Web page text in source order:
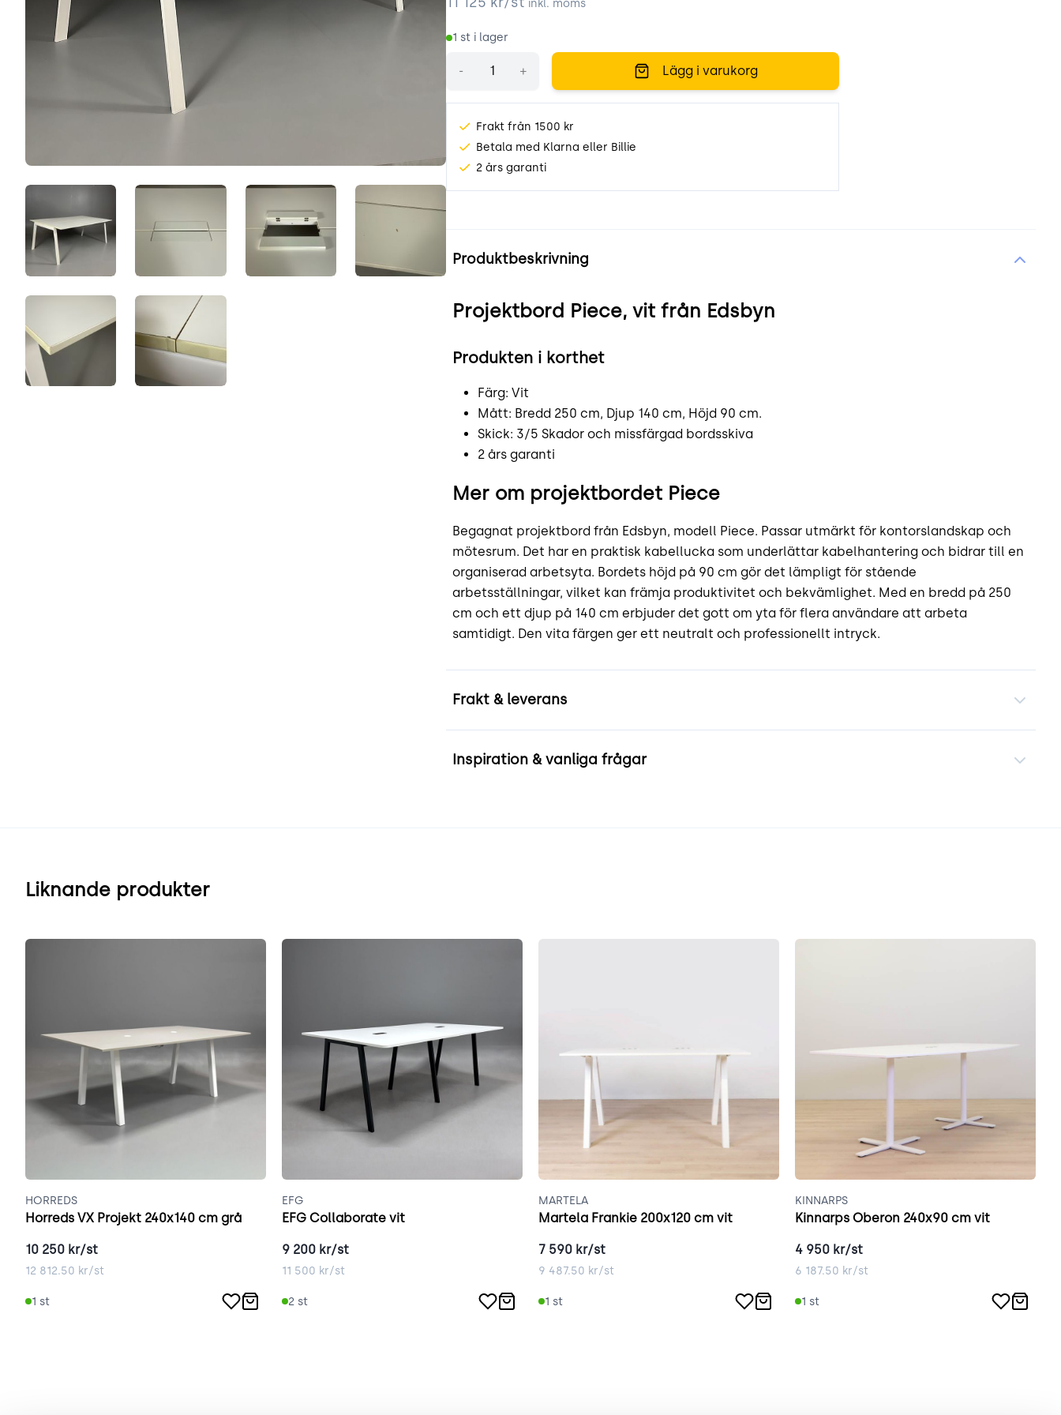
ihLuNwRbhgGP.jpegUQartZOjKB1g.jpeg7zHnfEofKc0q.jpeg XAE85szVl4cl.jpeg
hKBrpMPSWdHh.jpeg7DK2xhXVJm-z.jpeg
inkl. moms
1 st i lager
- + Lägg i varukorg
Frakt från 1500 kr
Betala med Klarna eller Billie
2 års garanti
Produktbeskrivning
Projektbord Piece, vit från Edsbyn
Produkten i korthet
Färg: Vit
Mått: Bredd 250 cm, Djup 140 cm, Höjd 90 cm.
Skick: 3/5 Skador och missfärgad bordsskiva
2 års garanti
Mer om projektbordet Piece
Begagnat projektbord från Edsbyn, modell Piece. Passar utmärkt för kontorslandskap och
mötesrum. Det har en praktisk kabellucka som underlättar kabelhantering och bidrar till en
organiserad arbetsyta. Bordets höjd på 90 cm gör det lämpligt för stående
arbetsställningar, vilket kan främja produktivitet och bekvämlighet. Med en bredd på 250
cm och ett djup på 140 cm erbjuder det gott om yta för flera användare att arbeta
samtidigt. Den vita färgen ger ett neutralt och professionellt intryck.
Frakt & leverans
Inspiration & vanliga frågar
Liknande produkter
HORREDS
Horreds VX Projekt 240x140 cm grå
10 250 kr/st
12 812.50 kr/st
1 st
EFG
EFG Collaborate vit
9 200 kr/st
11 500 kr/st
2 st
MARTELA
Martela Frankie 200x120 cm vit
7 590 kr/st
9 487.50 kr/st
1 st
KINNARPS
Kinnarps Oberon 240x90 cm vit
4 950 kr/st
6 187.50 kr/st
1 st